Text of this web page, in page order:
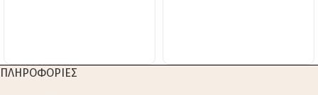
ΠΛΗΡΟΦΟΡΙΕΣ